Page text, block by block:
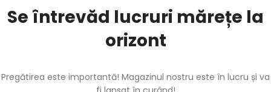
Se întrevăd lucruri mărețe la
orizont
Pregătirea este importantă! Magazinul nostru este în lucru și va